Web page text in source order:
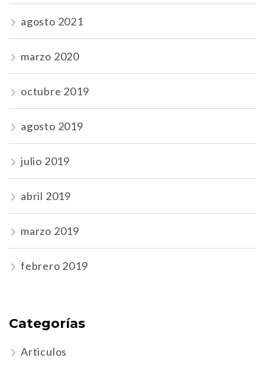
agosto 2021
marzo 2020
octubre 2019
agosto 2019
julio 2019
abril 2019
marzo 2019
febrero 2019
Categorías
Articulos